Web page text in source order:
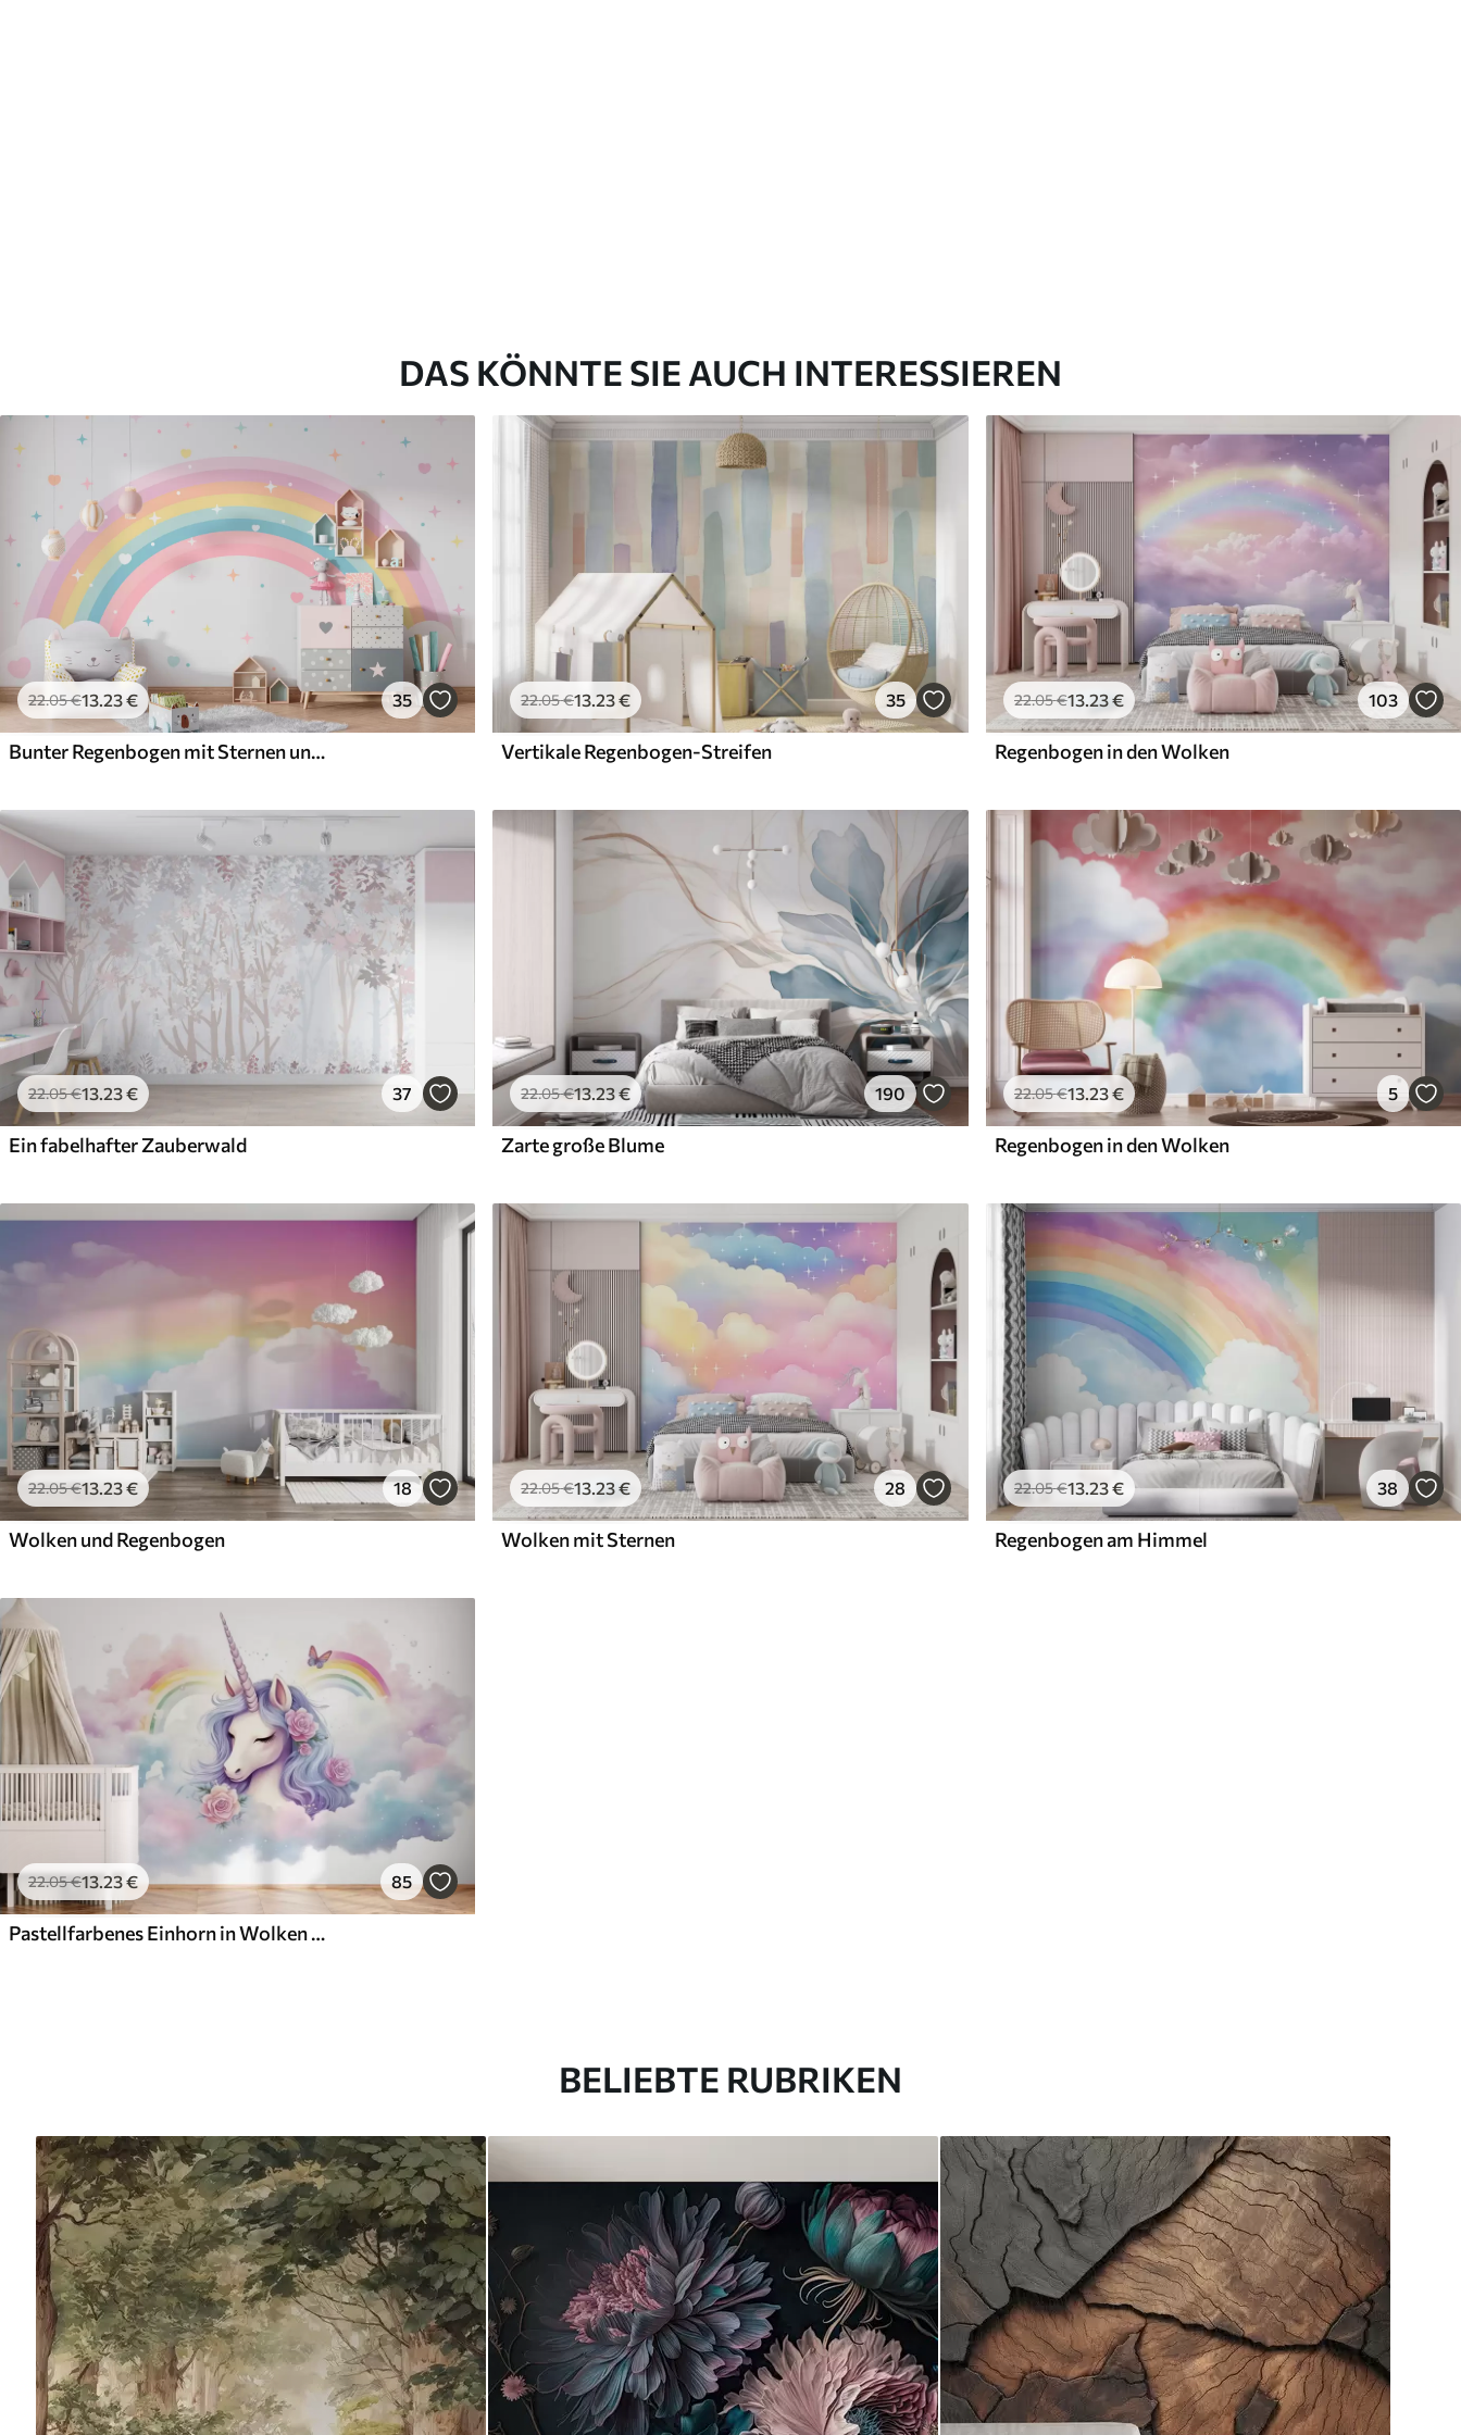
DAS KÖNNTE SIE AUCH INTERESSIEREN
22.05€13 .23€ 35
Bunter Regenbogen mit Sternen und Herzen im skandinavischen Stil
22.05€13 .23€ 35
Vertikale Regenbogen-Streifen
22.05€13.23€ 103
Regenbogen in den Wolken
22.05€13.23€ 37
Ein fabelhafter Zauberwald
22.05€13.23€ 190
Zarte große Blume
22.05€13.23€ 5
Regenbogen in den Wolken
22.05€13.23€ 18
Wolken und Regenbogen
22.05€13 .23€ 28
Wolken mit Sternen
22.05€13.23€ 38
Regenbogen am Himmel
22.05€13.23€ 85
Pastellfarbenes Einhorn in Wolken mit Regenbogen und Rosen
BELIEBTE RUBRIKEN